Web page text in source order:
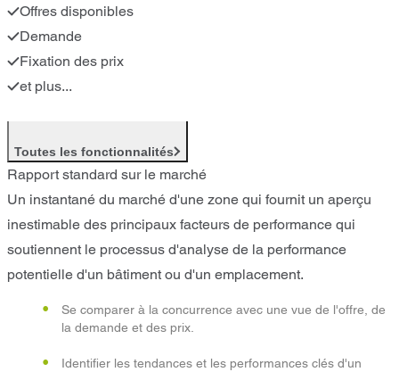
Offres disponibles
Demande
Fixation des prix
et plus...
Toutes les fonctionnalités
Rapport standard sur le marché
Un instantané du marché d'une zone qui fournit un aperçu
inestimable des principaux facteurs de performance qui
soutiennent le processus d'analyse de la performance
potentielle d'un bâtiment ou d'un emplacement.
Se comparer à la concurrence avec une vue de l'offre, de
la demande et des prix.
Identifier les tendances et les performances clés d'un